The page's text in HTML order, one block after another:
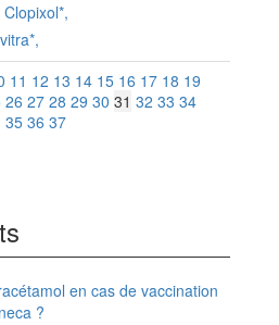
11 12 13 14 15 16 17 18 19
26 27 28 29 30 31 32 33 34
35 36 37
en cas de vaccination
?